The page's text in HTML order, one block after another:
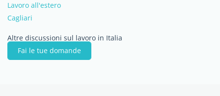
Lavoro all'estero
Cagliari
Altre discussioni sul lavoro in Italia
Fai le tue domande